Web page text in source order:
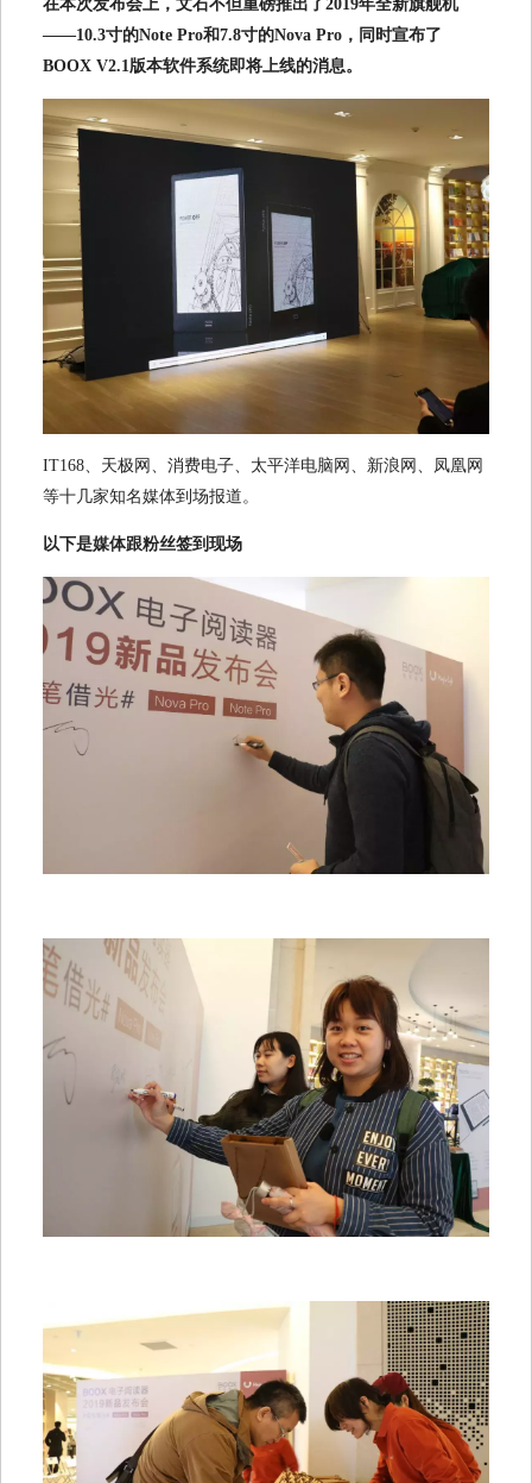
在本次发布会上，文石不但重磅推出了2019年全新旗舰机
——10.3寸的Note Pro和7.8寸的Nova Pro，同时宣布了
BOOX V2.1版本软件系统即将上线的消息。
IT168、天极网、消费电子、太平洋电脑网、新浪网、凤凰网
等十几家知名媒体到场报道。
以下是媒体跟粉丝签到现场